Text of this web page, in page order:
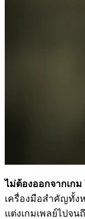
ไม่ต้องออกจากเกม
เครื่องมือสำคัญทั้ง
แต่งเกมเพลย์ไปจน